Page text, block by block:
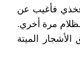
فخذي فأغيب عن
مرة أخري.
الميتة